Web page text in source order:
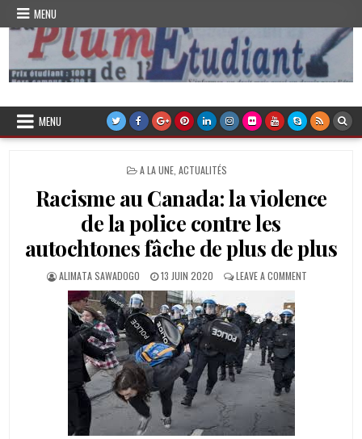
Skip
content
MENU
Plume de l'Etudiant
MENU
POSTED
A LA UNE ACTUALITÉS
Racisme au Canada: la violence
de la police contre les
autochtones fâche de plus de plus
AUTHOR:
ALIMATA SAWADOGO
PUBLISHED
DATE:
13 JUIN 2020 LEAVE A COMMENT